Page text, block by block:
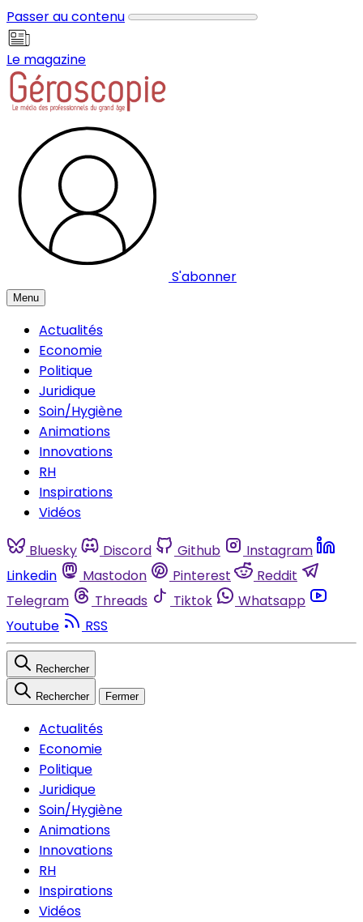
Passer au contenu
Le magazine
S'abonner
Menu
Actualités
Economie
Politique
Juridique
Soin/Hygiène
Animations
Innovations
RH
Inspirations
Vidéos
Bluesky Discord Github
Instagram
Linkedin
Mastodon Pinterest
Reddit
Telegram
Threads Tiktok
Whatsapp
Youtube
RSS
Rechercher
Rechercher Fermer
Actualités
Economie
Politique
Juridique
Soin/Hygiène
Animations
Innovations
RH
Inspirations
Vidéos
Panneau de gestion des cookies